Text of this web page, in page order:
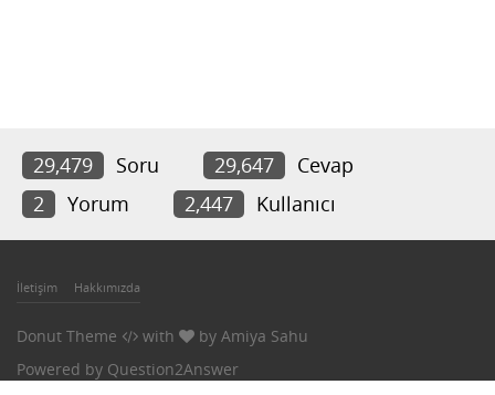
29,479 Soru 29,647
Cevap
2
Yorum 2,447 Kullanıcı
İletişim Hakkımızda
Donut Theme with by Amiya Sahu
Powered by Question2Answer